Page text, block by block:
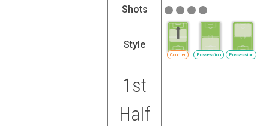
Shots
Style
Counter Possession Possession
1st
Half